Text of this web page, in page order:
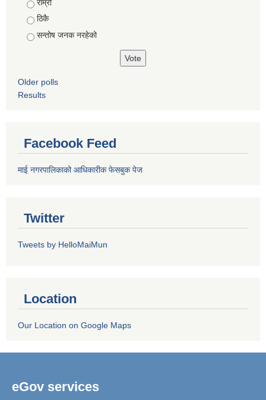
राम्रो
ठिकै
सन्तोष जनक नरहेको
Older polls
Results
Facebook Feed
माई नगरपालिकाको आधिकारीक फेसबुक पेज
Twitter
Tweets by HelloMaiMun
Location
Our Location on Google Maps
eGov services